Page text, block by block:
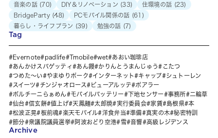
音楽の話(70) DIY＆リノベーション (33) 住環境の話 (23)
BridgeParty(48) PCモバイル関係の話 (61)
暮らし・ライフプラン (39) 勉強の話 (7)
Tag
Evernote padlife Tmobile wet
あおい珈琲店
あんかけスパゲッティ
あん饅 かりんとうまんじゅう
こたつ
つめた～い
やまゆりポーク インターネット キャップ
シュトーレン
スイーツ
チンジャオロース ビューアルッテ
ポアラー
ポルチーニらぁめん
モバイルバッテリー 下地センサー 事務所
二輪草
仙台
信玄餅 値上げ 天鳳麺 太郎焼 実行委員会 家賃 島根県
本
松波正晃
板前魂 楽天モバイル 洋食弁当 準備 真実の木
秘密特訓
節分
衆議院議員選挙 阿波おどり空港 雪 音響 高級レジデンス
Archive